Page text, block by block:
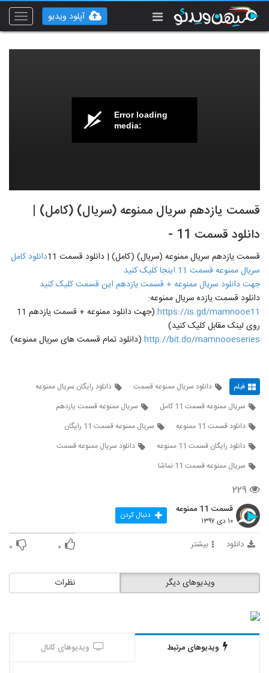
Toggle
آپلود ویدیو
Error loading
media:
قسمت یازدهم سریال ممنوعه (سریال) (کامل) |
دانلود قسمت 11 -
قسمت یازدهم سریال ممنوعه (سریال) (کامل) | دانلود قسمت 11
دانلود کامل
سریال ممنوعه قسمت 11 اینجا کلیک کنید
جهت دانلود سریال ممنوعه + قسمت یازدهم این قسمت کلیک کنید
دانلود قسمت یازده سریال ممنوعه:
https://is.gd/mamnooe11
(جهت دانلود ممنوعه + قسمت یازدهم 11
روی لینک مقابل کلیک کنید)
http://bit.do/mamnooeseries (دانلود تمام قسمت های سریال ممنوعه)
فیلم دانلود سریال ممنوعه قسمت
دانلود رایگان سریال ممنوعه
سریال ممنوعه قسمت 11 کامل
سریال ممنوعه قسمت یازدهم
دانلود قسمت 11 ممنوعه
سریال ممنوعه قسمت 11 رایگان
دانلود رایگان قسمت 11 ممنوعه
دانلود سریال ممنوعه قسمت
سریال ممنوعه قسمت 11 نماشا
۲۲۹
قسمت 11 ممنوعه
۱۰ دی ۱۳۹۷ دنبال کردن
دانلود بیشتر ۰ ۰
نظرات ویدیوهای دیگر
ویدیوهای مرتبط ویدیوهای کانال